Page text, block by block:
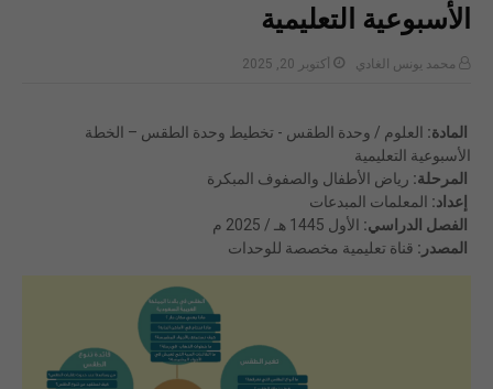
الأسبوعية التعليمية
محمد يونس الغادي أكتوبر 20, 2025
المادة: العلوم / وحدة الطقس - تخطيط وحدة الطقس – الخطة
الأسبوعية التعليمية
المرحلة: رياض الأطفال والصفوف المبكرة
إعداد: المعلمات المبدعات
الفصل الدراسي: الأول 1445 هـ / 2025 م
المصدر: قناة تعليمية مخصصة للوحدات